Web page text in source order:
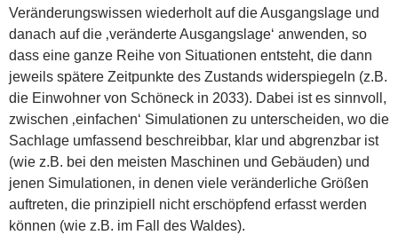
Veränderungswissen wiederholt auf die Ausgangslage und
danach auf die ‚veränderte Ausgangslage‘ anwenden, so
dass eine ganze Reihe von Situationen entsteht, die dann
jeweils spätere Zeitpunkte des Zustands widerspiegeln (z.B.
die Einwohner von Schöneck in 2033). Dabei ist es sinnvoll,
zwischen ‚einfachen‘ Simulationen zu unterscheiden, wo die
Sachlage umfassend beschreibbar, klar und abgrenzbar ist
(wie z.B. bei den meisten Maschinen und Gebäuden) und
jenen Simulationen, in denen viele veränderliche Größen
auftreten, die prinzipiell nicht erschöpfend erfasst werden
können (wie z.B. im Fall des Waldes).